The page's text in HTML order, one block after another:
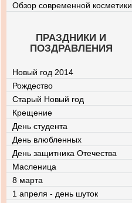
Обзор современной косметики
ПРАЗДНИКИ И
ПОЗДРАВЛЕНИЯ
Новый год 2014
Рождество
Старый Новый год
Крещение
День студента
День влюбленных
День защитника Отечества
Масленица
8 марта
1 апреля - день шуток